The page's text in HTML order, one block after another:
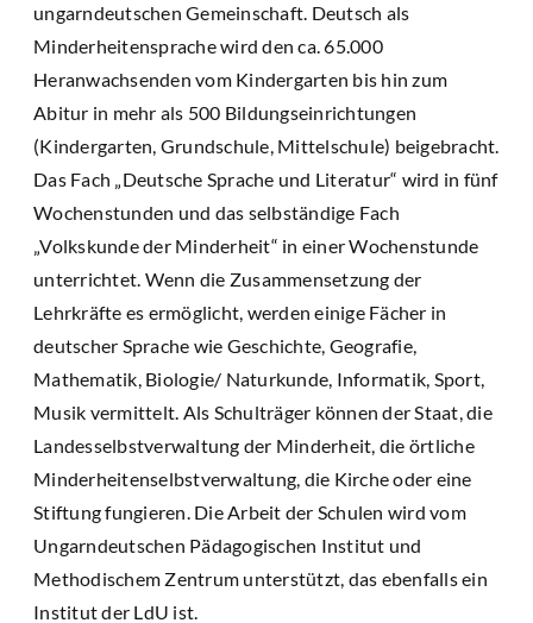
ungarndeutschen Gemeinschaft. Deutsch als
Minderheitensprache wird den ca. 65.000
Heranwachsenden vom Kindergarten bis hin zum
Abitur in mehr als 500 Bildungseinrichtungen
(Kindergarten, Grundschule, Mittelschule) beigebracht.
Das Fach „Deutsche Sprache und Literatur“ wird in fünf
Wochenstunden und das selbständige Fach
„Volkskunde der Minderheit“ in einer Wochenstunde
unterrichtet. Wenn die Zusammensetzung der
Lehrkräfte es ermöglicht, werden einige Fächer in
deutscher Sprache wie Geschichte, Geografie,
Mathematik, Biologie/ Naturkunde, Informatik, Sport,
Musik vermittelt. Als Schulträger können der Staat, die
Landesselbstverwaltung der Minderheit, die örtliche
Minderheitenselbstverwaltung, die Kirche oder eine
Stiftung fungieren. Die Arbeit der Schulen wird vom
Ungarndeutschen Pädagogischen Institut und
Methodischem Zentrum unterstützt, das ebenfalls ein
Institut der LdU ist.